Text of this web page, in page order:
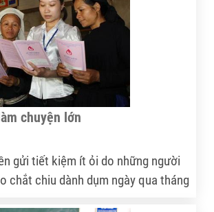
chuyện lớn
gửi tiết kiệm ít ỏi do những người
chắt chiu dành dụm ngày qua tháng